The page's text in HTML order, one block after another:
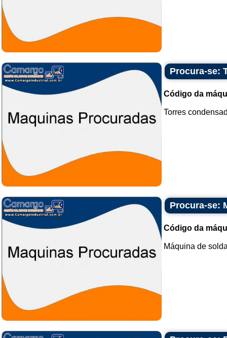
Procura-se:
Código da
Torres
Procura-se:
Código da
Máquina de